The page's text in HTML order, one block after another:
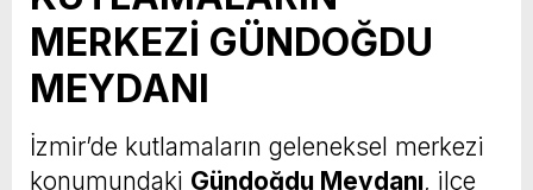
MERKEZİ GÜNDOĞDU
MEYDANI
İzmir’de kutlamaların geleneksel merkezi
konumundaki Gündoğdu Meydanı, ilçe